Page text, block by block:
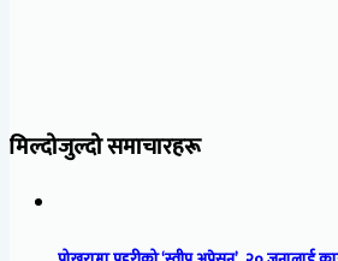
मिल्दोजुल्दो समाचारहरू